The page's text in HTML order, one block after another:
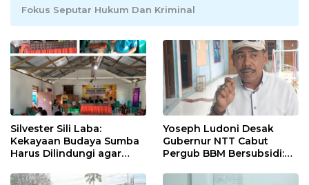
Fokus Seputar Hukum Dan Kriminal
Silvester Sili Laba:
Kekayaan Budaya Sumba
Harus Dilindungi agar
Yoseph Ludoni Desak
Gubernur NTT Cabut
Pergub BBM Bersubsidi:
Tagih Pajak